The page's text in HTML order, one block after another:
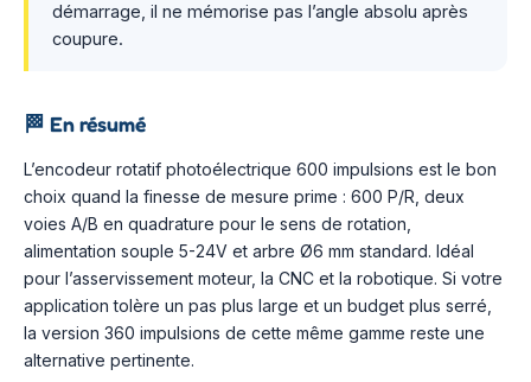
démarrage, il ne mémorise pas l’angle absolu après
coupure.
🏁 En résumé
L’encodeur rotatif photoélectrique 600 impulsions est le bon
choix quand la finesse de mesure prime : 600 P/R, deux
voies A/B en quadrature pour le sens de rotation,
alimentation souple 5-24V et arbre Ø6 mm standard. Idéal
pour l’asservissement moteur, la CNC et la robotique. Si votre
application tolère un pas plus large et un budget plus serré,
la version 360 impulsions de cette même gamme reste une
alternative pertinente.